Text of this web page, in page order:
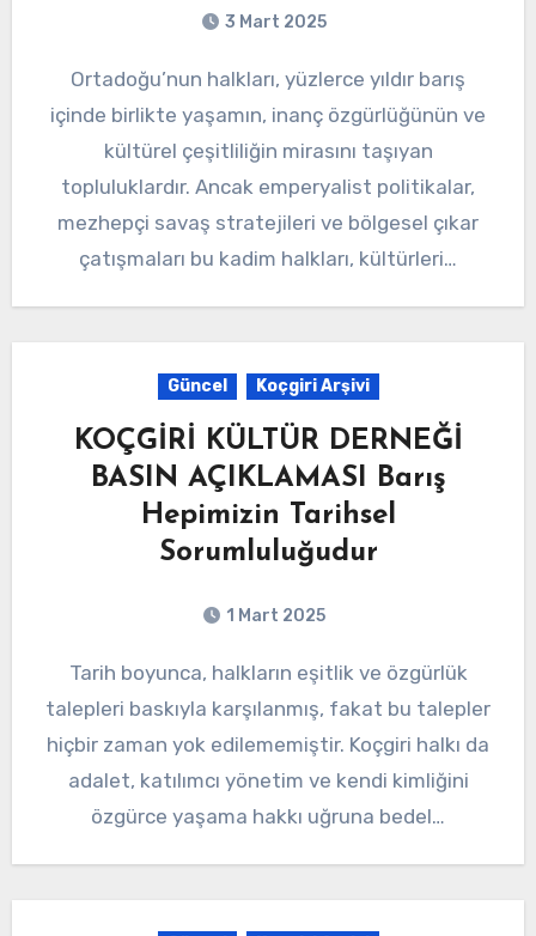
3 Mart 2025
Ortadoğu’nun halkları, yüzlerce yıldır barış
içinde birlikte yaşamın, inanç özgürlüğünün ve
kültürel çeşitliliğin mirasını taşıyan
topluluklardır. Ancak emperyalist politikalar,
mezhepçi savaş stratejileri ve bölgesel çıkar
çatışmaları bu kadim halkları, kültürleri…
Güncel Koçgiri Arşivi
KOÇGİRİ KÜLTÜR DERNEĞİ
BASIN AÇIKLAMASI Barış
Hepimizin Tarihsel
Sorumluluğudur
1 Mart 2025
Tarih boyunca, halkların eşitlik ve özgürlük
talepleri baskıyla karşılanmış, fakat bu talepler
hiçbir zaman yok edilememiştir. Koçgiri halkı da
adalet, katılımcı yönetim ve kendi kimliğini
özgürce yaşama hakkı uğruna bedel…